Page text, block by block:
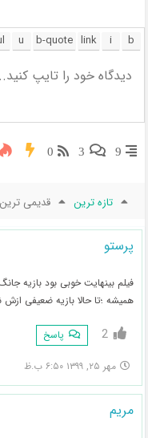
9
3
0
تازه ترین قدیمی ترین
پرستو
فیلم بینهایت خوبی بود بازیه
همیشه ؛تا حالا بازیه ضعیفی
2 پاسخ
مهر ۲۵, ۱۳۹۹ ۶:۵۰ ب.ظ
مریم